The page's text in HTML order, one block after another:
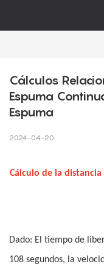
Cálculos
Espuma
Espuma
2024-04-20
Cálculo de la
Dado: El tiempo de
108 segundos, la